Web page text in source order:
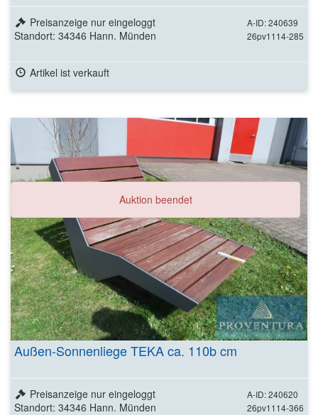
A-ID: 240639
26pv1114-285
Preisanzeige nur eingeloggt
Standort: 34346 Hann. Münden
Artikel ist verkauft
Auktion beendet
Außen-Sonnenliege TEKA ca. 110b cm
A-ID: 240620
26pv1114-366
Preisanzeige nur eingeloggt
Standort: 34346 Hann. Münden